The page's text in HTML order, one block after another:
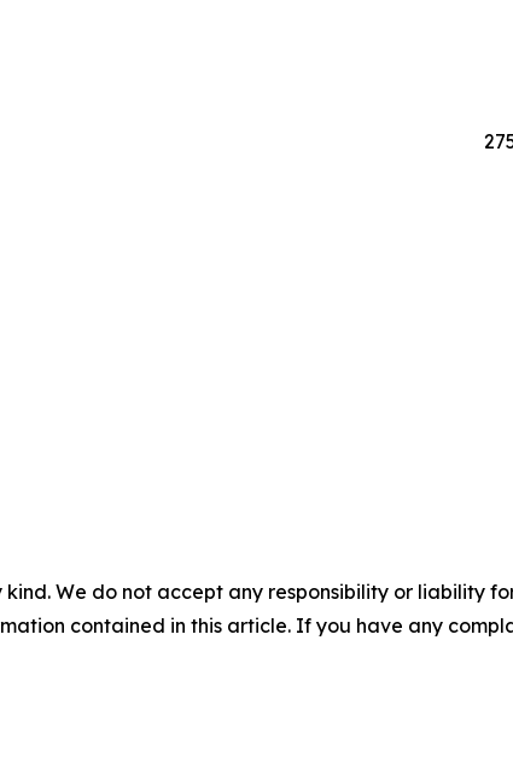
We do not accept any responsibility or liability
contained in this article. If you have any